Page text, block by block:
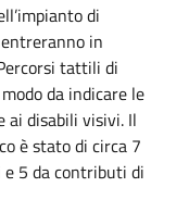
di
in
tattili di
da indicare le
ai disabili visivi. Il
è stato di circa 7
5 da contributi di